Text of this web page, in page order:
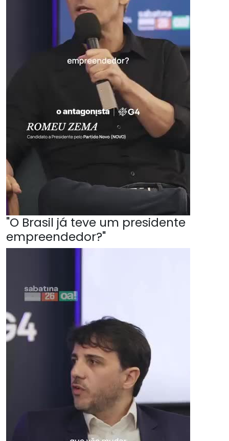
"O Brasil já teve um presidente
empreendedor?"